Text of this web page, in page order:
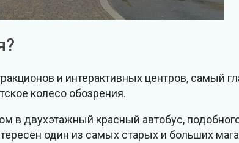
и интерактивных центров, самый
колесо обозрения.
в двухэтажный красный автобус,
один из самых старых и больших